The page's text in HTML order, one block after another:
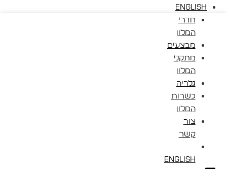
English
חדרי
המלון
מבצעים
מתקני
המלון
גלריה
כשרות
המלון
צור
קשר
English